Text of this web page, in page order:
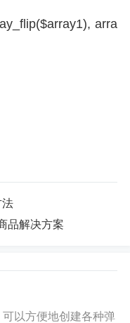
arra
法
品解决方案
以方便地创建各种弹